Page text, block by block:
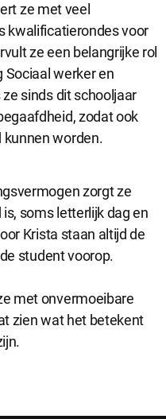
ze met veel
kwalificatierondes voor
ze een belangrijke rol
Sociaal werker en
sinds dit schooljaar
zodat ook
kunnen worden.
zorgt ze
soms letterlijk dag en
Krista staan altijd de
student voorop.
met onvermoeibare
zien wat het betekent